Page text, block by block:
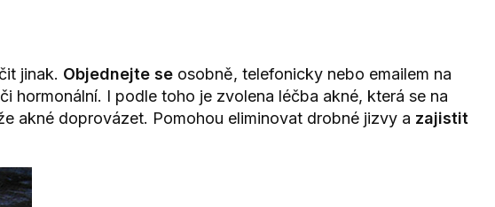
jinak. Objednejte se osobně, telefonicky nebo emailem na
I podle toho je zvolena léčba akné, která se na
akné doprovázet. Pomohou eliminovat drobné jizvy a zajistit